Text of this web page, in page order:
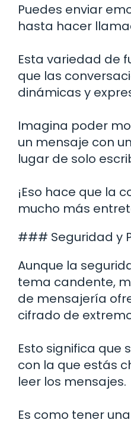
Puedes enviar
hasta hacer
Esta variedad de
que las
dinámicas y
Imagina poder
un mensaje con
lugar de solo
¡Eso hace que la
mucho más
### Seguridad y
Aunque la
tema candente,
de mensajería
cifrado de
Esto significa que
con la que estás
leer los mensajes.
Es como tener